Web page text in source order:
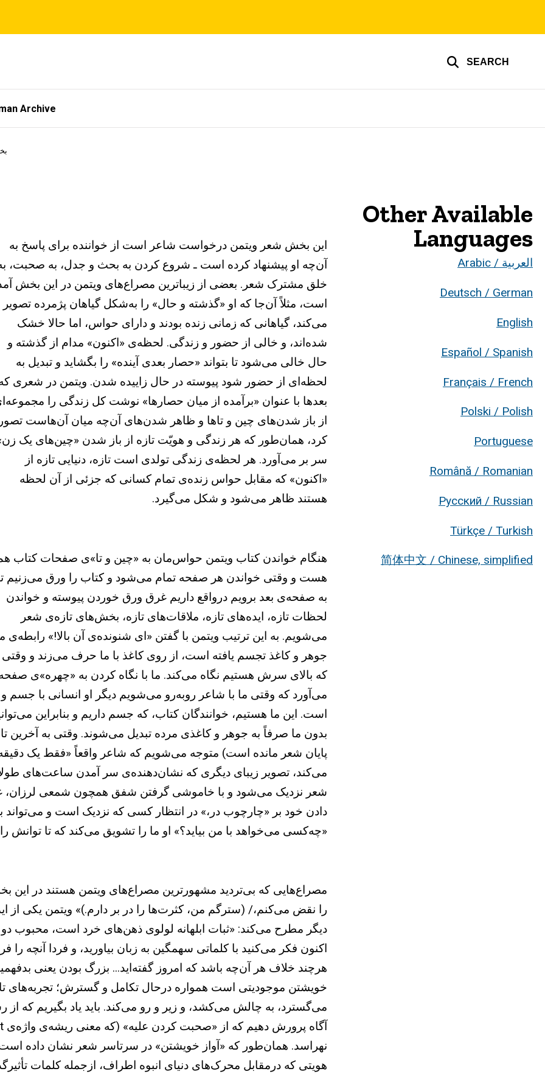
SEARCH
Archive
این بخش شعر ویتمن درخواست شاعر است از خواننده برای پاسخ به
آن‌چه او پیشنهاد کرده است ـ شروع کردن به بحث و جدل، به صحبت،
خلق مشترک شعر. بعضی از زیباترین مصراع‌های ویتمن در این بخش
است، مثلاً آن‌جا که او «گذشته و حال» را به‌شکل گیاهان پژمرده تصویر
می‌کند، گیاهانی که زمانی زنده بودند و دارای حواس، اما حالا خشک
شده‌اند، و خالی از حضور و زندگی. لحظه‌ی «اکنون» مدام از گذشته و
حال خالی می‌شود تا بتواند «حصار بعدی آینده» را بگشاید و تبدیل به
لحظه‌ای از حضور شود پیوسته در حال زاییده شدن. ویتمن در شعری
بعدها با عنوان «برآمده از میان حصارها» نوشت کل زندگی را
از باز شدن‌های چین‌ و تاها و ظاهر شدن‌های آن‌چه میان آن‌هاست
کرد، همان‌طور که هر زندگی و هویّت تازه از باز شدن «چین‌های یک
سر بر می‌آورد. هر لحظه‌ی زندگی تولدی است تازه، دنیایی تازه از
«اکنون» که مقابل حواس زنده‌ی تمام کسانی که جزئی از آن لحظه
هستند ظاهر می‌شود و شکل می‌گیرد.
هنگام خواندن کتاب ویتمن حواس‌مان به «چین و تا»ی صفحات کتاب
هست و وقتی خواندن هر صفحه تمام می‌شود و کتاب را ورق می‌زنیم
به صفحه‌ی بعد برویم درواقع داریم غرق ورق خوردن پیوسته‌ و خواندن
لحظات تازه، ایده‌های تازه، ملاقات‌های تازه، بخش‌های تازه‌ی شعر
می‌شویم. به این ترتیب ویتمن با گفتن «ای شنونده‌ی آن بالا!» رابطه‌ی
جوهر و کاغذ تجسم یافته است، از روی کاغذ با ما حرف می‌زند و
که بالای سرش هستیم نگاه می‌کند. ما با نگاه کردن به «چهره»‌ی
می‌آورد که وقتی ما با شاعر روبه‌رو می‌شویم دیگر او انسانی با
است. این ما هستیم، خوانندگان کتاب، که جسم داریم و بنابراین
بدون ما صرفاً به جوهر و کاغذی مرده تبدیل می‌شوند. وقتی به آخرین
پایان شعر مانده است) متوجه می‌شویم که شاعر واقعاً «فقط یک
می‌کند، تصویر زیبای دیگری که نشان‌دهنده‌ی سر آمدن ساعت‌های
شعر نزدیک می‌شود و با خاموشی گرفتن شفق همچون شمعی لرزان،
دادن خود بر «چارچوب در،» در انتظار کسی که نزدیک است و می‌تواند
«چه‌کسی می‌خواهد با من بیاید؟» او ما را تشویق می‌کند که تا توانش
مصراع‌هایی که بی‌تردید مشهورترین مصراع‌های ویتمن هستند در این
را نقض می‌کنم،/ (سترگم من، کثرت‌ها را در بر دارم.)» ویتمن یکی از
دیگر مطرح می‌کند: «ثبات ابلهانه لولوی ذهن‌های خرد است، محبوب
اکنون فکر می‌کنید با کلماتی سهمگین به زبان بیاورید، و فردا آنچه را
هرچند خلاف هر آن‌چه باشد که امروز گفته‌اید... بزرگ بودن یعنی
خویشتن موجودیتی است همواره درحال تکامل و گسترش؛ تجربه‌های
می‌گسترد، به چالش می‌کشد، و زیر و رو می‌کند. باید یاد بگیریم که
نهراسد. همان‌طور که «آواز خویشتن» در سرتاسر شعر نشان داده
هویتی که درمقابل محرک‌های دنیای انبوه اطراف‌، ازجمله کلمات
Other Available
Languages
العربية / Arabic
Deutsch / German
English
Español / Spanish
Français / French
Polski / Polish
Portuguese
Română / Romanian
Русский / Russian
Türkçe / Turkish
简体中文 / Chinese, simplified